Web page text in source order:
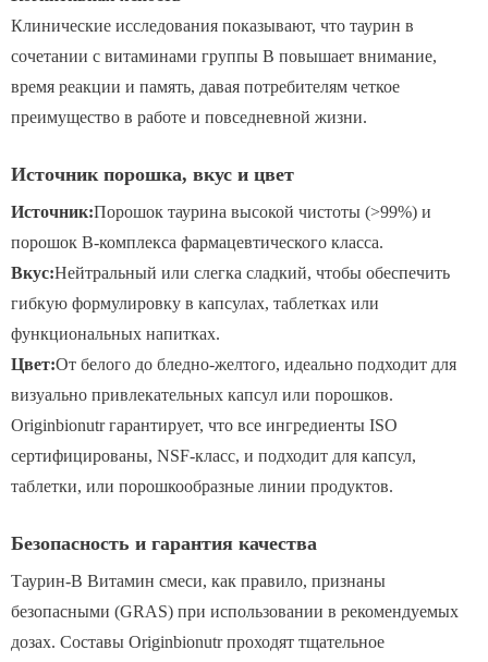
Клинические исследования показывают, что таурин в
сочетании с витаминами группы В повышает внимание,
время реакции и память, давая потребителям четкое
преимущество в работе и повседневной жизни.
Источник порошка, вкус и цвет
Источник:Порошок таурина высокой чистоты (>99%) и
порошок B-комплекса фармацевтического класса.
Вкус:Нейтральный или слегка сладкий, чтобы обеспечить
гибкую формулировку в капсулах, таблетках или
функциональных напитках.
Цвет:От белого до бледно-желтого, идеально подходит для
визуально привлекательных капсул или порошков.
Originbionutr гарантирует, что все ингредиенты ISO
сертифицированы, NSF-класс, и подходит для капсул,
таблетки, или порошкообразные линии продуктов.
Безопасность и гарантия качества
Таурин-B Витамин смеси, как правило, признаны
безопасными (GRAS) при использовании в рекомендуемых
дозах. Составы Originbionutr проходят тщательное